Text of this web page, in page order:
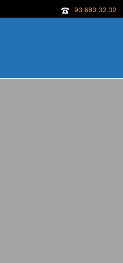
93 683 32 32